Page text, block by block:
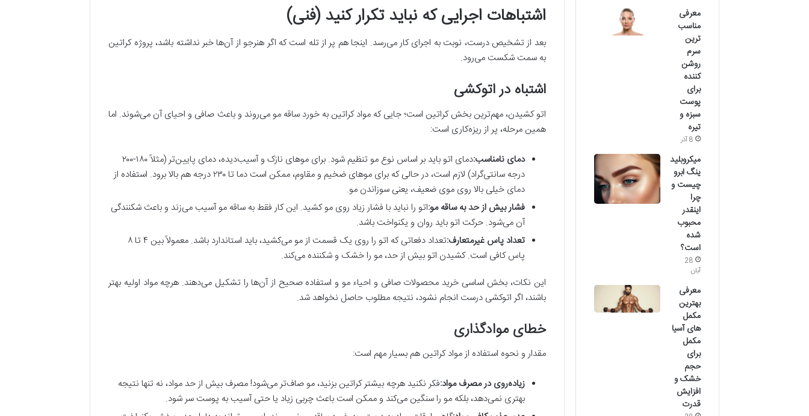
اشتباهات اجرایی که نباید تکرار کنید (فنی)
بعد از تشخیص درست، نوبت به اجرای کار می‌رسد. اینجا هم پر از تله است که اگر هنرجو از آن‌ها خبر نداشته باشد، پروژه کراتین
به سمت شکست می‌رود.
اشتباه در اتوکشی
اتو کشیدن، مهم‌ترین بخش کراتین است؛ جایی که مواد کراتین به خورد ساقه مو می‌روند و باعث صافی و احیای آن می‌شوند. اما
همین مرحله، پر از ریزه‌کاری است:
دمای نامناسب:
دمای اتو باید بر اساس نوع مو تنظیم شود. برای موهای نازک و آسیب‌دیده، دمای پایین‌تر (مثلاً ۱۸۰-۲۰۰
درجه سانتی‌گراد) لازم است، در حالی که برای موهای ضخیم و مقاوم، ممکن است دما تا ۲۳۰ درجه هم بالا برود. استفاده از
دمای خیلی بالا روی موی ضعیف، یعنی سوزاندن مو.
فشار بیش از حد به ساقه مو:اتو را نباید با فشار زیاد روی مو کشید. این کار فقط به ساقه مو آسیب می‌زند و باعث شکنندگی
آن می‌شود. حرکت اتو باید روان و یکنواخت باشد.
تعداد پاس غیرمتعارف:
تعداد دفعاتی که اتو را روی یک قسمت از مو می‌کشید، باید استاندارد باشد. معمولاً بین ۴ تا ۸
پاس کافی است. کشیدن اتو بیش از حد، مو را خشک و شکننده می‌کند.
این نکات، بخش اساسی خرید محصولات صافی و احیاء مو و استفاده صحیح از آن‌ها را تشکیل می‌دهند. هرچه مواد اولیه بهتر
باشند، اگر اتوکشی درست انجام نشود، نتیجه مطلوب حاصل نخواهد شد.
خطای موادگذاری
مقدار و نحوه استفاده از مواد کراتین هم بسیار مهم است:
زیاده‌روی در مصرف مواد:فکر نکنید هرچه بیشتر کراتین بزنید، مو صاف‌تر می‌شود! مصرف بیش از حد مواد، نه تنها نتیجه
بهتری نمی‌دهد، بلکه مو را سنگین می‌کند و ممکن است باعث چربی زیاد یا حتی آسیب به پوست سر شود.
معرفی
مناسب
ترین
سرم
روشن
کننده
برای
پوست
سبزه و
تیره
8 آذر
میکروبلید
ینگ ابرو
چیست و
چرا
اینقدر
محبوب
شده
است؟
28
آبان
معرفی
بهترین
مکمل
های آسیا
مکمل
برای
حجم
خشک و
افزایش
قدرت